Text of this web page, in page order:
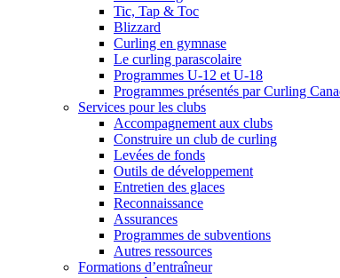
Tic, Tap & Toc
Blizzard
Curling en gymnase
Le curling parascolaire
Programmes U-12 et U-18
Programmes présentés par Curling
Services pour les clubs
Accompagnement aux clubs
Construire un club de curling
Levées de fonds
Outils de développement
Entretien des glaces
Reconnaissance
Assurances
Programmes de subventions
Autres ressources
Formations d’entraîneur